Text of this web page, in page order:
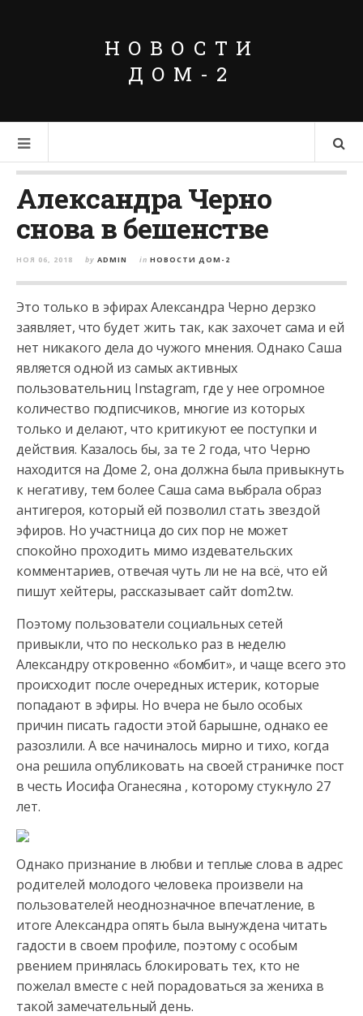
НОВОСТИ
ДОМ-2
Александра Черно
снова в бешенстве
НОЯ 06, 2018 by ADMIN in НОВОСТИ ДОМ-2
Это только в эфирах Александра Черно дерзко
заявляет, что будет жить так, как захочет сама и ей
нет никакого дела до чужого мнения. Однако Саша
является одной из самых активных
пользовательниц Instagram, где у нее огромное
количество подписчиков, многие из которых
только и делают, что критикуют ее поступки и
действия. Казалось бы, за те 2 года, что Черно
находится на Доме 2, она должна была привыкнуть
к негативу, тем более Саша сама выбрала образ
антигероя, который ей позволил стать звездой
эфиров. Но участница до сих пор не может
спокойно проходить мимо издевательских
комментариев, отвечая чуть ли не на всё, что ей
пишут хейтеры, рассказывает сайт dom2.tw.
Поэтому пользователи социальных сетей
привыкли, что по несколько раз в неделю
Александру откровенно «бомбит», и чаще всего это
происходит после очередных истерик, которые
попадают в эфиры. Но вчера не было особых
причин писать гадости этой барышне, однако ее
разозлили. А все начиналось мирно и тихо, когда
она решила опубликовать на своей страничке пост
в честь Иосифа Оганесяна , которому стукнуло 27
лет.
Однако признание в любви и теплые слова в адрес
родителей молодого человека произвели на
пользователей неоднозначное впечатление, в
итоге Александра опять была вынуждена читать
гадости в своем профиле, поэтому с особым
рвением принялась блокировать тех, кто не
пожелал вместе с ней порадоваться за жениха в
такой замечательный день.